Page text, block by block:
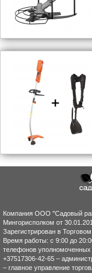
Компания ООО "Садовый
Мингорисполком от
Зарегистрирован в
Время работы: с 9:00 до
телефонов уполномоченных
+37517306-42-65 –
– главное управление